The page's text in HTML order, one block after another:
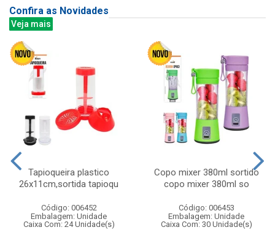
Confira as Novidades
Veja mais
Tapioqueira plastico
26x11cm,sortida tapioqu
Código: 006452
Embalagem: Unidade
Caixa Com: 24 Unidade(s)
Copo mixer 380ml sortido
copo mixer 380ml so
Código: 006453
Embalagem: Unidade
Caixa Com: 30 Unidade(s)